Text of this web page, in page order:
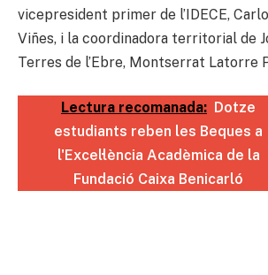
vicepresident primer de l’IDECE,
Viñes, i la coordinadora territorial de
Terres de l’Ebre, Montserrat Latorre
Lectura recomanada: Dotze
estudiants reben les Beques a
l'Excel·lència Acadèmica de la
Fundació Caixa Benicarló